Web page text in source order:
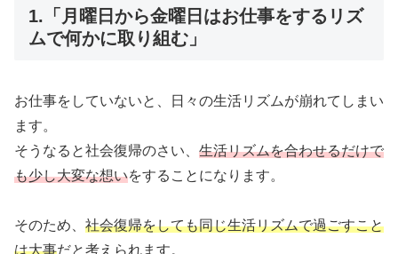
1.「月曜日から金曜日はお仕事をするリズ
ムで何かに取り組む」
お仕事をしていないと、日々の生活リズムが崩れてしまい
ます。
そうなると社会復帰のさい、 生活リズムを合わせるだけで
も少し大変な想いをすることになります。
そのため、 社会復帰をしても同じ生活リズムで過ごすこと
は大事だと考えられます。